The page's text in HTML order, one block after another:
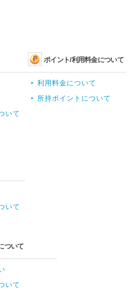
いて
ポイント/利用料金について
利用料金について
所持ポイントについて
いて
ついて
いて